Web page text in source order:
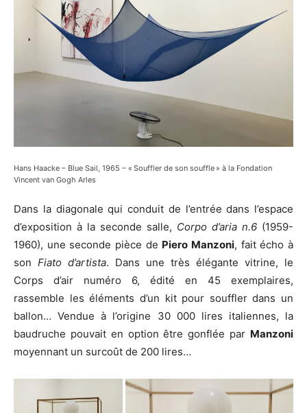
Hans Haacke – Blue Sail, 1965 – « Souffler de son souffle » à la Fondation
Vincent van Gogh Arles
Dans la diagonale qui conduit de l’entrée dans l’espace
d’exposition à la seconde salle, Corpo d’aria n.6 (1959-
1960), une seconde pièce de Piero Manzoni, fait écho à
son Fiato d’artista. Dans une très élégante vitrine, le
Corps d’air numéro 6, édité en 45 exemplaires,
rassemble les éléments d’un kit pour souffler dans un
ballon… Vendue à l’origine 30 000 lires italiennes, la
baudruche pouvait en option être gonflée par Manzoni
moyennant un surcoût de 200 lires…